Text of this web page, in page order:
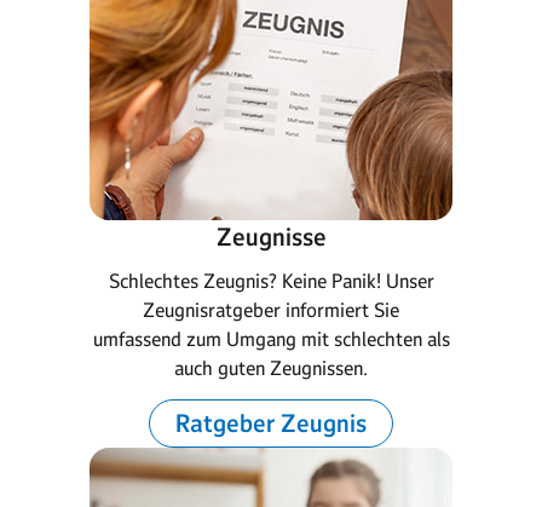
Zeugnisse
Schlechtes Zeugnis? Keine Panik! Unser
Zeugnisratgeber informiert Sie
umfassend zum Umgang mit schlechten als
auch guten Zeugnissen.
Ratgeber Zeugnis